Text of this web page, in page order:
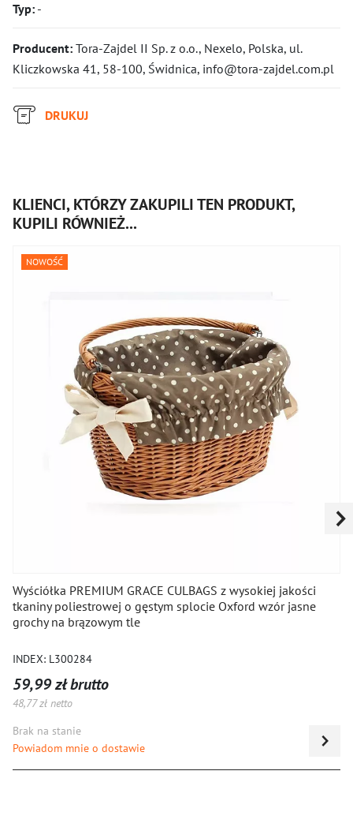
Typ: -
Producent: Tora-Zajdel II Sp. z o.o., Nexelo, Polska, ul.
Kliczkowska 41, 58-100, Świdnica, info@tora-zajdel.com.pl
DRUKUJ
KLIENCI, KTÓRZY ZAKUPILI TEN PRODUKT,
KUPILI RÓWNIEŻ...
CULBAGS z wysokiej jakości
gęstym splocie Oxford wzór jasne
tle
Pedały rowerowe
łożyskowanie DU,